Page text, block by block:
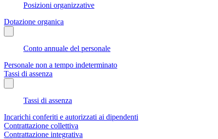
Posizioni organizzative
Dotazione organica
Conto annuale del personale
Personale non a tempo indeterminato
Tassi di assenza
Tassi di assenza
Incarichi conferiti e autorizzati ai dipendenti
Contrattazione collettiva
Contrattazione integrativa